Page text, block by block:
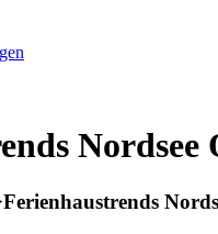
Nordsee
Ferienhaustrends